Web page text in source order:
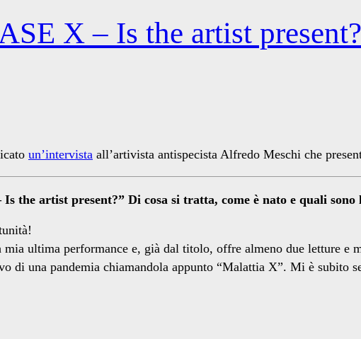
X – Is the artist present?
un’intervista all’artivista antispecista Alfredo Meschi che
the artist present?” Di cosa si tratta, come è nato e quali sono
mia ultima performance e, già dal titolo, offre almeno due letture
di una pandemia chiamandola appunto “Malattia X”. Mi è subito